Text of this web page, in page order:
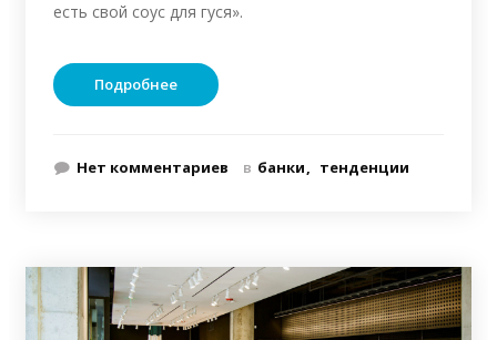
есть свой соус для гуся».
Подробнее
Нет комментариев в банки тенденции